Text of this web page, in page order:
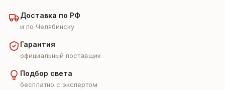
Доставка по РФ
и по Челябинску
Гарантия
официальный поставщик
Подбор света
бесплатно с экспертом